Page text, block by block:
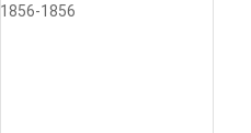
umarłych parafii
1856-1856